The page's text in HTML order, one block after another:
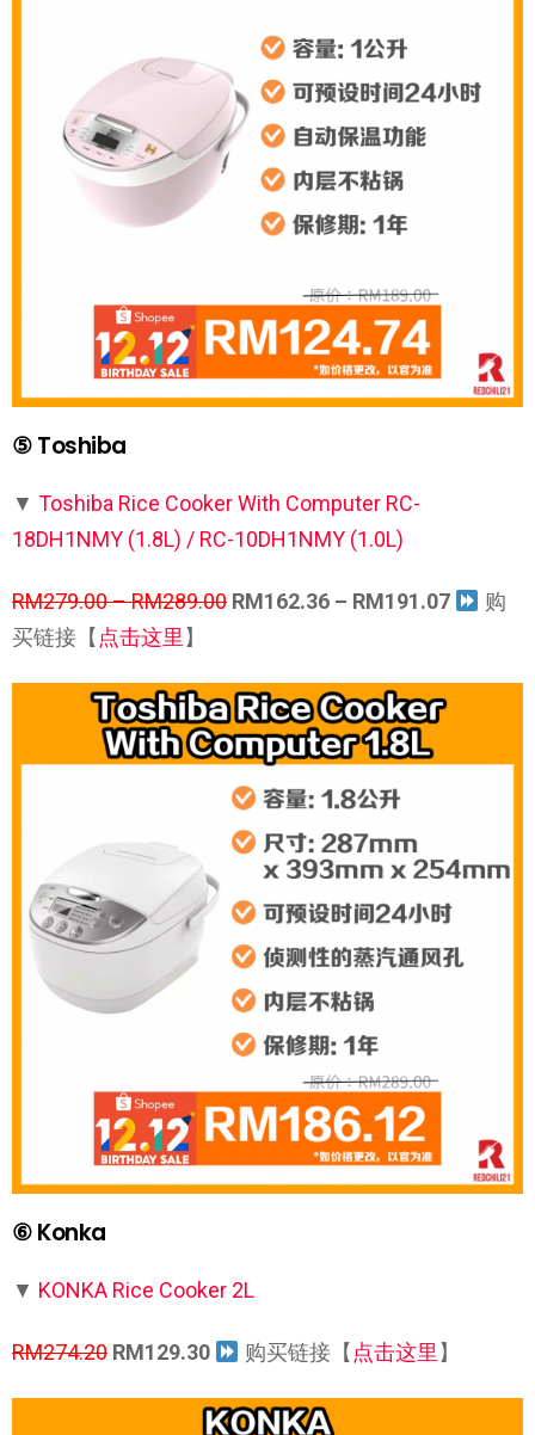
⑤ Toshiba
▼ Toshiba Rice Cooker With Computer RC-
18DH1NMY (1.8L) / RC-10DH1NMY (1.0L)
RM279.00 – RM289.00 RM162.36 – RM191.07
购
买链接【 点击这里 】
⑥ Konka
▼ KONKA Rice Cooker 2L
RM274.20 RM129.30 购买链接【 点击这里 】